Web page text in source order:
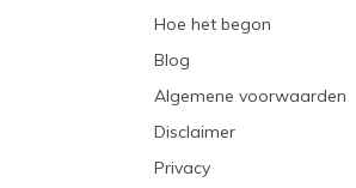
Hoe het begon
Blog
Algemene voorwaarden
Disclaimer
Privacy